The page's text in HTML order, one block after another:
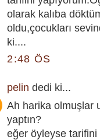
olarak kalıba
oldu,çocukları
ki....
2:48 ÖS
pelin dedi ki...
Ah harika olmuşlar
yaptın?
eğer öyleyse tarifini